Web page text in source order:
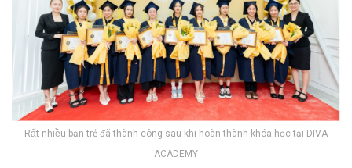
Rất nhiều bạn trẻ đã thành công sau khi hoàn thành khóa học tại DIVA
ACADEMY